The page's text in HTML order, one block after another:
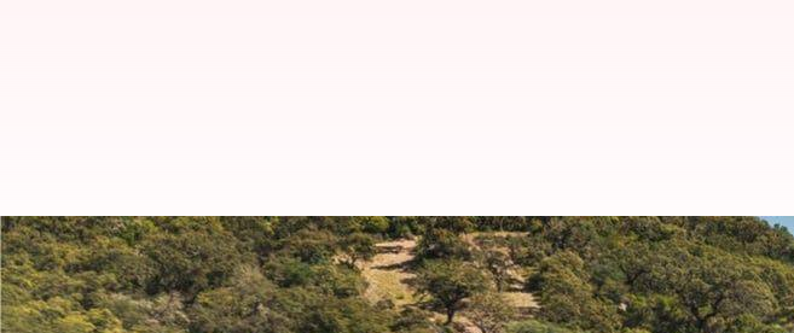
Mobil plug-in hybrid baru BMW 5 Series
menulis Bob Sep 27, 2023 10:46 am